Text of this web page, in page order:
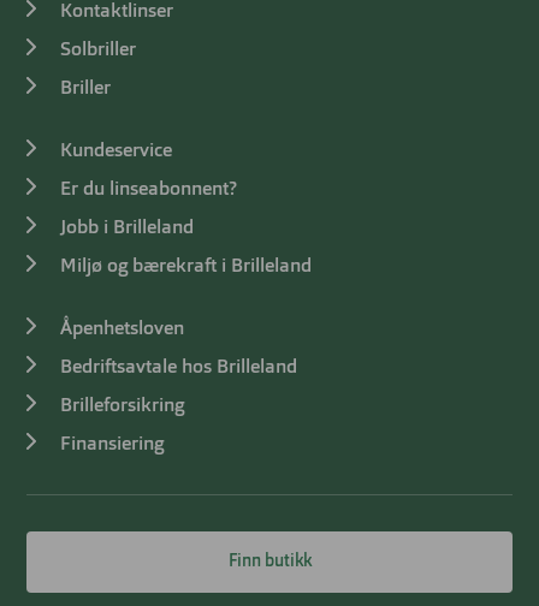
Kontaktlinser
Solbriller
Briller
Kundeservice
Er du linseabonnent?
Jobb i Brilleland
Miljø og bærekraft i Brilleland
Åpenhetsloven
Bedriftsavtale hos Brilleland
Brilleforsikring
Finansiering
Finn butikk